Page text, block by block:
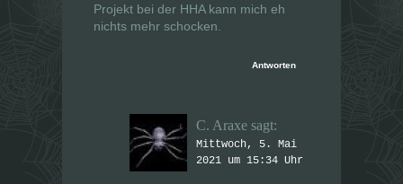
Projekt bei der HHA kann mich eh
nichts mehr schocken.
Antworten
C. Araxe sagt:
Mittwoch, 5. Mai
2021 um 15:34 Uhr